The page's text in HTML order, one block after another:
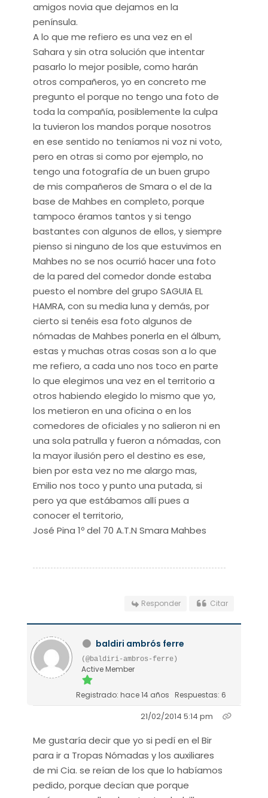
amigos novia que dejamos en la
península.
A lo que me refiero es una vez en el
Sahara y sin otra solución que intentar
pasarlo lo mejor posible, como harán
otros compañeros, yo en concreto me
pregunto el porque no tengo una foto de
toda la compañía, posiblemente la culpa
la tuvieron los mandos porque nosotros
en ese sentido no teníamos ni voz ni voto,
pero en otras si como por ejemplo, no
tengo una fotografía de un buen grupo
de mis compañeros de Smara o el de la
base de Mahbes en completo, porque
tampoco éramos tantos y si tengo
bastantes con algunos de ellos, y siempre
pienso si ninguno de los que estuvimos en
Mahbes no se nos ocurrió hacer una foto
de la pared del comedor donde estaba
puesto el nombre del grupo SAGUIA EL
HAMRA, con su media luna y demás, por
cierto si tenéis esa foto algunos de
nómadas de Mahbes ponerla en el álbum,
estas y muchas otras cosas son a lo que
me refiero, a cada uno nos toco en parte
lo que elegimos una vez en el territorio a
otros habiendo elegido lo mismo que yo,
los metieron en una oficina o en los
comedores de oficiales y no salieron ni en
una sola patrulla y fueron a nómadas, con
la mayor ilusión pero el destino es ese,
bien por esta vez no me alargo mas,
Emilio nos toco y punto una putada, si
pero ya que estábamos allí pues a
conocer el territorio,
José Pina 1º del 70 A.T.N Smara Mahbes
Responder Citar
baldiri ambrós ferre
(@baldiri-ambros-ferre)
Active Member
Registrado: hace 14 años Respuestas: 6
21/02/2014 5:14 pm
Me gustaría decir que yo si pedí en el Bir
para ir a Tropas Nómadas y los auxiliares
de mi Cia. se reían de los que lo habíamos
pedido, porque decían que porque